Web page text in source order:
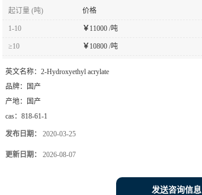
起订量 (吨) 价格
1-10 ￥ 11000 /吨
≥10 ￥ 10800 /吨
英文名称： 2-Hydroxyethyl acrylate
品牌：
国产
产地：
国产
cas： 818-61-1
发布日期： 2020-03-25
更新日期： 2026-08-07
发送咨询信息